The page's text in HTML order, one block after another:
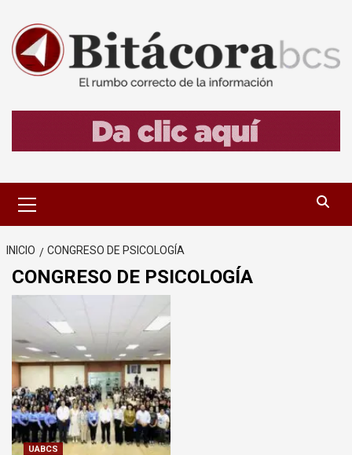
contenido
primario
INICIO CONGRESO DE PSICOLOGÍA
CONGRESO DE PSICOLOGÍA
UABCS